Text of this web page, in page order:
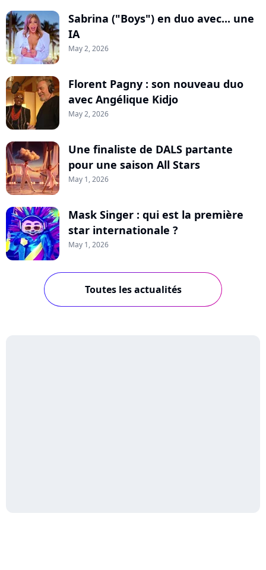
Sabrina ("Boys") en duo avec... une
IA
May 2, 2026
Florent Pagny : son nouveau duo
avec Angélique Kidjo
May 2, 2026
Une finaliste de DALS partante
pour une saison All Stars
May 1, 2026
Mask Singer : qui est la première
star internationale ?
May 1, 2026
Toutes les actualités